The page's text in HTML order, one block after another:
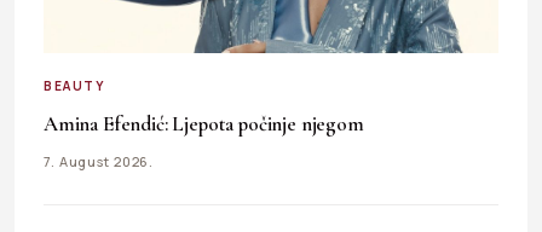
BEAUTY
Amina Efendić: Ljepota počinje njegom
7. August 2026.